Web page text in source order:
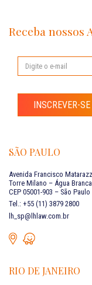
Receba
INSCREVER-SE
SÃO PAULO
Avenida Francisco
Torre Milano – Água Branca
CEP 05001-903 – São Paulo
Tel.: +55 (11) 3879 2800
lh_sp@lhlaw.com.br
RIO DE JANEIRO